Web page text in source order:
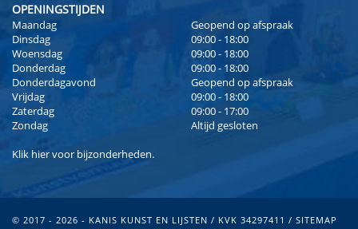
OPENINGSTIJDEN
Maandag
Geopend op afspraak
Dinsdag
09:00 - 18:00
Woensdag
09:00 - 18:00
Donderdag
09:00 - 18:00
Donderdagavond
Geopend op afspraak
Vrijdag
09:00 - 18:00
Zaterdag
09:00 - 17:00
Zondag
Altijd gesloten
Klik hiervoor bijzonderheden.
© 2017 - 2026 - KANIS KUNST EN LIJSTEN / KVK 34297411 / SITEMAP